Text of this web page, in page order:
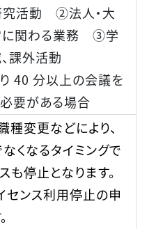
活動 ②法人・大
に関わる業務 ③学
課外活動
40 分以上の会議を
要がある場合
種変更などにより、
くなるタイミングで
も停止となります。
センス利用停止の申